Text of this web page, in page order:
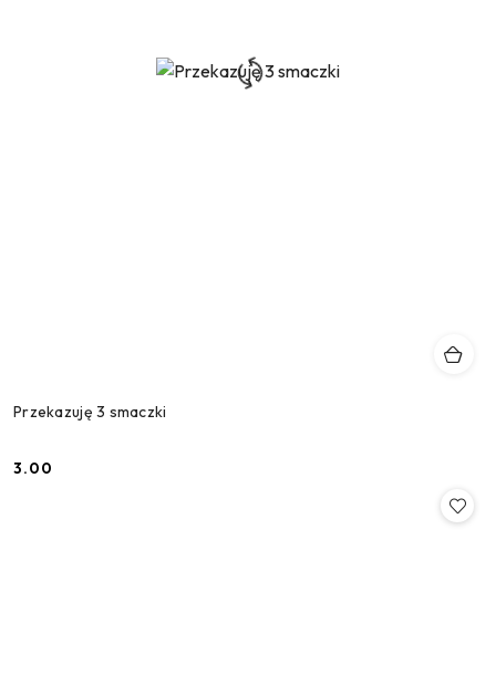
Przekazuję 3 smaczki
Cena:
3.00